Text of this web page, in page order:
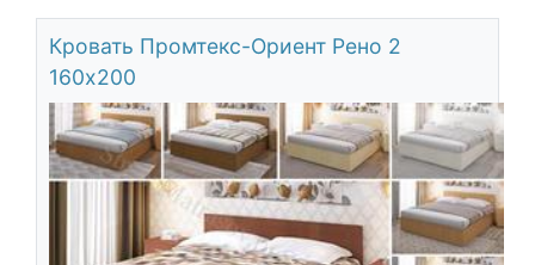
Кровать Промтекс-Ориент Рено 2
160х200